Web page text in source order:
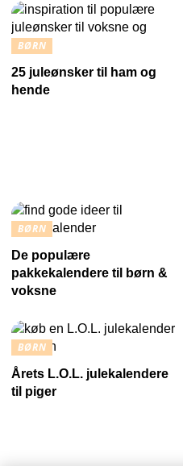
BØRN
25 juleønsker til ham og
hende
BØRN
De populære
pakkekalendere til børn &
voksne
BØRN
Årets L.O.L. julekalendere
til piger